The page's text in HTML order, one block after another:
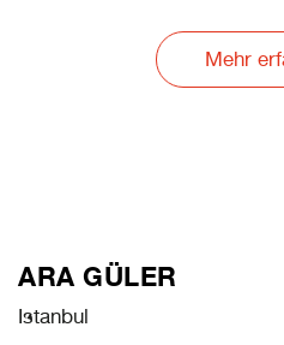
Mehr
ARA GÜLER
Istanbul